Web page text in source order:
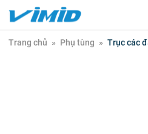
Trang chủ » Phụ tùng » Trục các